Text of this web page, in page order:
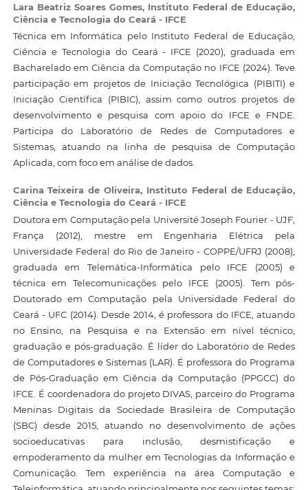
Lara Beatriz Soares Gomes, Instituto Federal de Educação,
Ciência e Tecnologia do Ceará - IFCE
Técnica em Informática pelo Instituto Federal de Educação,
Ciência e Tecnologia do Ceará - IFCE (2020), graduada em
Bacharelado em Ciência da Computação no IFCE (2024). Teve
participação em projetos de Iniciação Tecnológica (PIBITI) e
Iniciação Científica (PIBIC), assim como outros projetos de
desenvolvimento e pesquisa com apoio do IFCE e FNDE.
Participa do Laboratório de Redes de Computadores e
Sistemas, atuando na linha de pesquisa de Computação
Aplicada, com foco em análise de dados.
Carina Teixeira de Oliveira, Instituto Federal de Educação,
Ciência e Tecnologia do Ceará - IFCE
Doutora em Computação pela Université Joseph Fourier - UJF,
França (2012), mestre em Engenharia Elétrica pela
Universidade Federal do Rio de Janeiro - COPPE/UFRJ (2008),
graduada em Telemática-Informática pelo IFCE (2005) e
técnica em Telecomunicações pelo IFCE (2005). Tem pós-
Doutorado em Computação pela Universidade Federal do
Ceará - UFC (2014). Desde 2014, é professora do IFCE, atuando
no Ensino, na Pesquisa e na Extensão em nível técnico,
graduação e pós-graduação. É líder do Laboratório de Redes
de Computadores e Sistemas (LAR). É professora do Programa
de Pós-Graduação em Ciência da Computação (PPGCC) do
IFCE. É coordenadora do projeto DIVAS, parceiro do Programa
Meninas Digitais da Sociedade Brasileira de Computação
(SBC) desde 2015, atuando no desenvolvimento de ações
socioeducativas para inclusão, desmistificação e
empoderamento da mulher em Tecnologias da Informação e
Comunicação. Tem experiência na área Computação e